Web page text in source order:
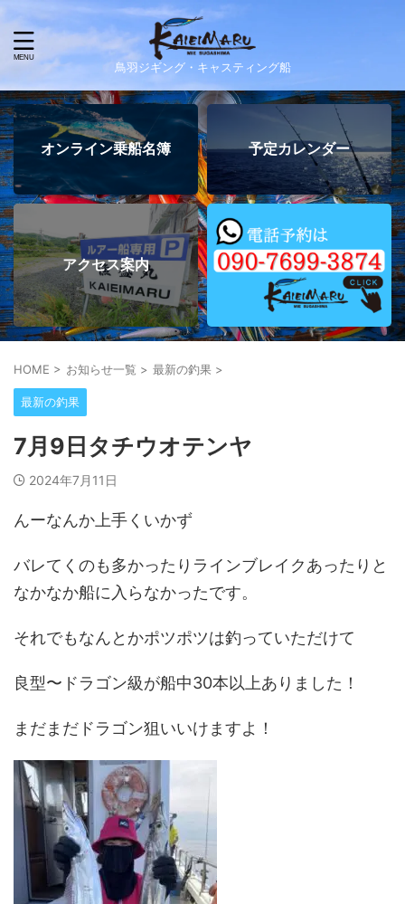
鳥羽ジギング・キャスティング船
オンライン乗船名簿 予定カレンダー
アクセス案内
HOME > お知らせ一覧 > 最新の釣果 >
最新の釣果
7月9日タチウオテンヤ
2024年7月11日
んーなんか上手くいかず
バレてくのも多かったりラインブレイクあったりと
なかなか船に入らなかったです。
それでもなんとかポツポツは釣っていただけて
良型〜ドラゴン級が船中30本以上ありました！
まだまだドラゴン狙いいけますよ！